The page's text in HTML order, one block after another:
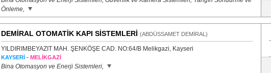
Önleme,
DEMİRAL OTOMATİK KAPI SİSTEMLERİ (ABDÜSSAMET DEMİRAL)
YILDIRIMBEYAZIT MAH. ŞENKÖŞE CAD. NO:64/B Melikgazi, Kayseri
KAYSERİ- MELİKGAZİ
Bina Otomasyon ve Enerji Sistemleri,